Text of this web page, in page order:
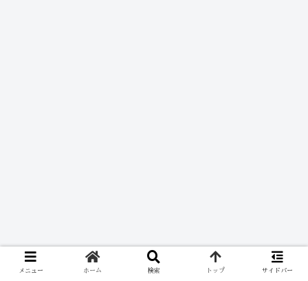
メニュー ホーム 検索 トップ サイドバー